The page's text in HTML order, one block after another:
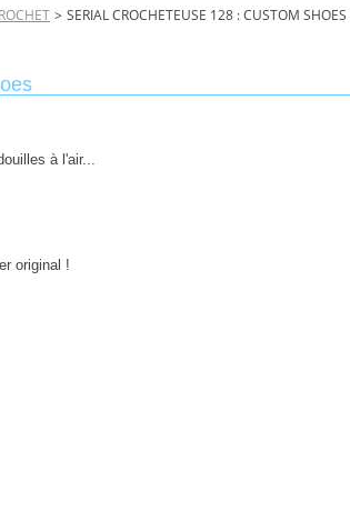
> SERIAL CROCHETEUSE 128 : CUSTOM SHOES
à l'air...
original !